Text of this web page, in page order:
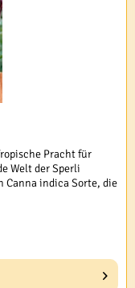
Pracht für
Welt der Sperli
indica Sorte, die